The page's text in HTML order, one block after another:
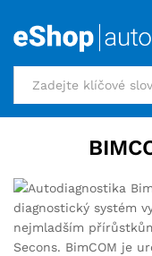
diagnostický systém
nejmladším
Secons. BimCOM je